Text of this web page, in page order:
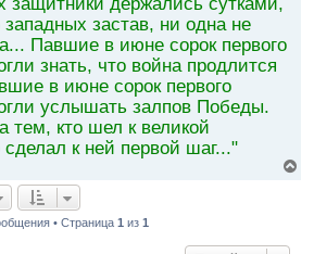
застав, ни одна не
Павшие в июне сорок первого
знать, что война продлится
в июне сорок первого
услышать залпов Победы.
тем, кто шел к великой
к ней первой шаг..."
• Страница1 из1